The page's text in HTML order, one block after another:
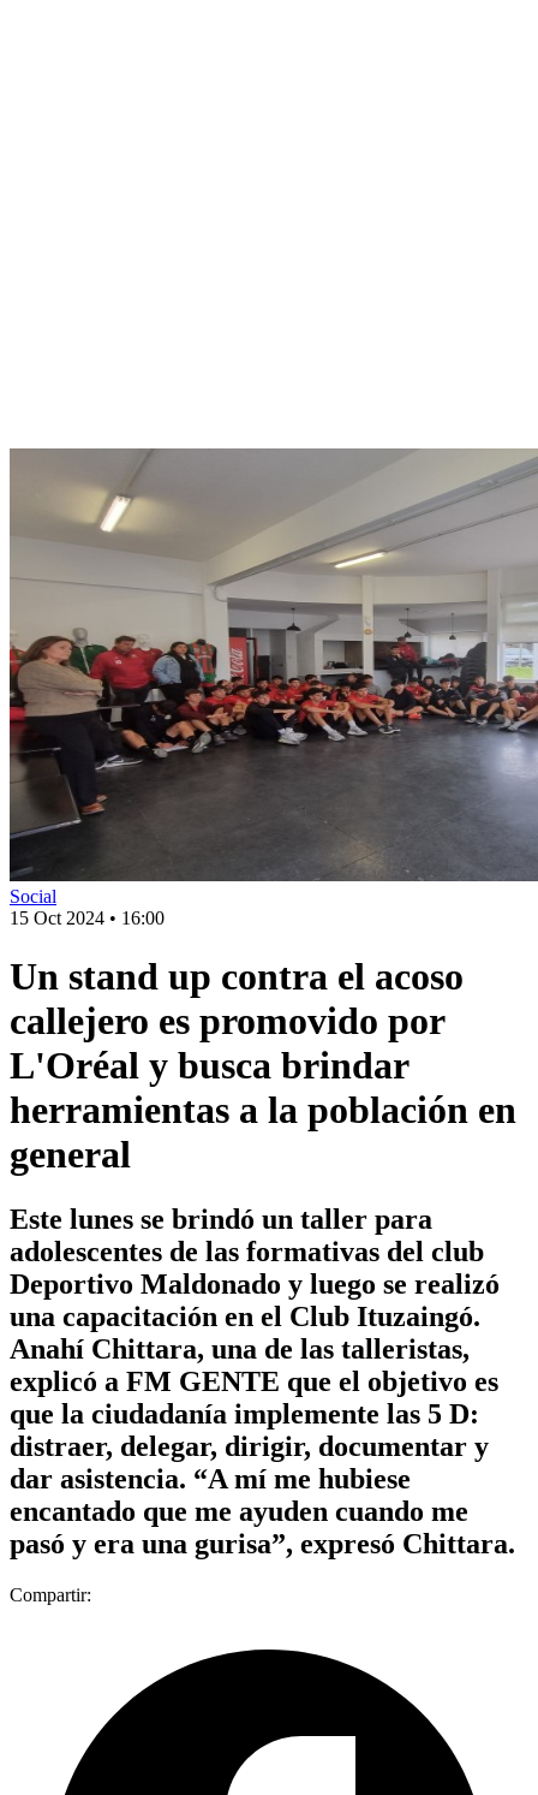
Social
15 Oct 2024 • 16:00
Un stand up contra el acoso
callejero es promovido por
L'Oréal y busca brindar
herramientas a la población en
general
Este lunes se brindó un taller para
adolescentes de las formativas del club
Deportivo Maldonado y luego se realizó
una capacitación en el Club Ituzaingó.
Anahí Chittara, una de las talleristas,
explicó a FM GENTE que el objetivo es
que la ciudadanía implemente las 5 D:
distraer, delegar, dirigir, documentar y
dar asistencia. “A mí me hubiese
encantado que me ayuden cuando me
pasó y era una gurisa”, expresó Chittara.
Compartir: